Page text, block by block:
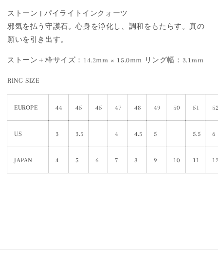
を
減
ら
を
増
ストーン | パイライトインクォーツ
邪気を払う守護石。心身を浄化し、調和をもたらす。真の
願いを引き出す。
ストーン＋枠サイズ：14.2mm × 15.0mm リング幅：3.1mm
RING SIZE
EUROPE 44 45 45 47 48 49 50 51
US 3 3.5 4 4.5 5 5.5 6
JAPAN 4 5 6 7 8 9 10 11